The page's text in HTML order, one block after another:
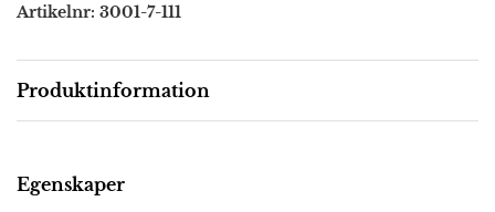
Artikelnr: 3001-7-111
Produktinformation
Beskrivning
Egenskaper